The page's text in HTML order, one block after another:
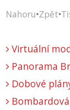
Nahoru•Zpět•
Virtuální
Panorama
Dobové